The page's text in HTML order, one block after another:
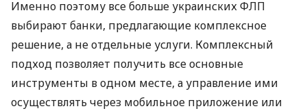
Именно поэтому все больше украинских ФЛП
выбирают банки, предлагающие комплексное
решение, а не отдельные услуги. Комплексный
подход позволяет получить все основные
инструменты в одном месте, а управление ими
осуществлять через мобильное приложение или